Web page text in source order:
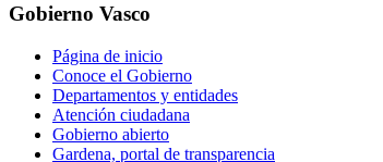
Gobierno Vasco
Página de inicio
Conoce el Gobierno
Departamentos y entidades
Atención ciudadana
Gobierno abierto
Gardena, portal de transparencia